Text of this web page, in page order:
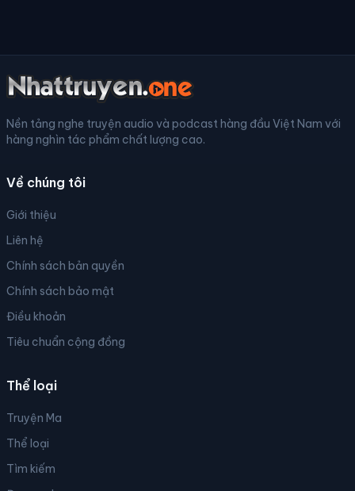
Nền tảng nghe truyện audio và podcast hàng đầu Việt Nam với
hàng nghìn tác phẩm chất lượng cao.
Về chúng tôi
Giới thiệu
Liên hệ
Chính sách bản quyền
Chính sách bảo mật
Điều khoản
Tiêu chuẩn cộng đồng
Thể loại
Truyện Ma
Thể loại
Tìm kiếm